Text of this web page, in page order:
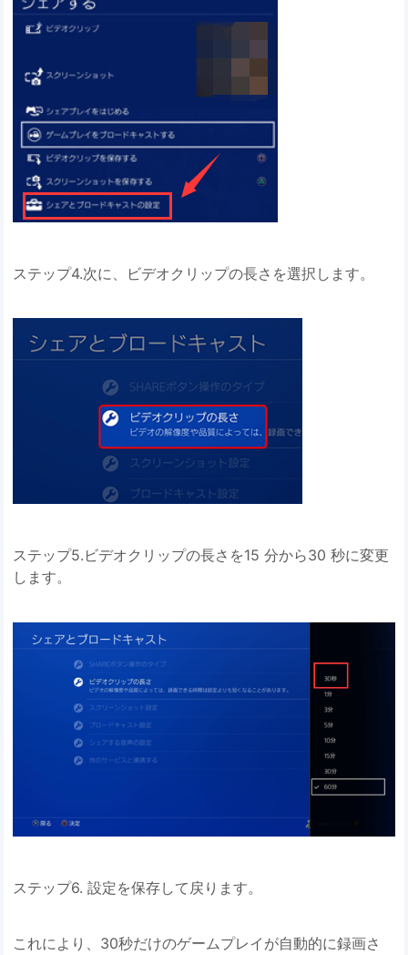
ステップ4.次に、ビデオクリップの長さを選択します。
ステップ5.ビデオクリップの長さを15 分から30 秒に変更
します。
ステップ6. 設定を保存して戻ります。
これにより、30秒だけのゲームプレイが自動的に録画さ